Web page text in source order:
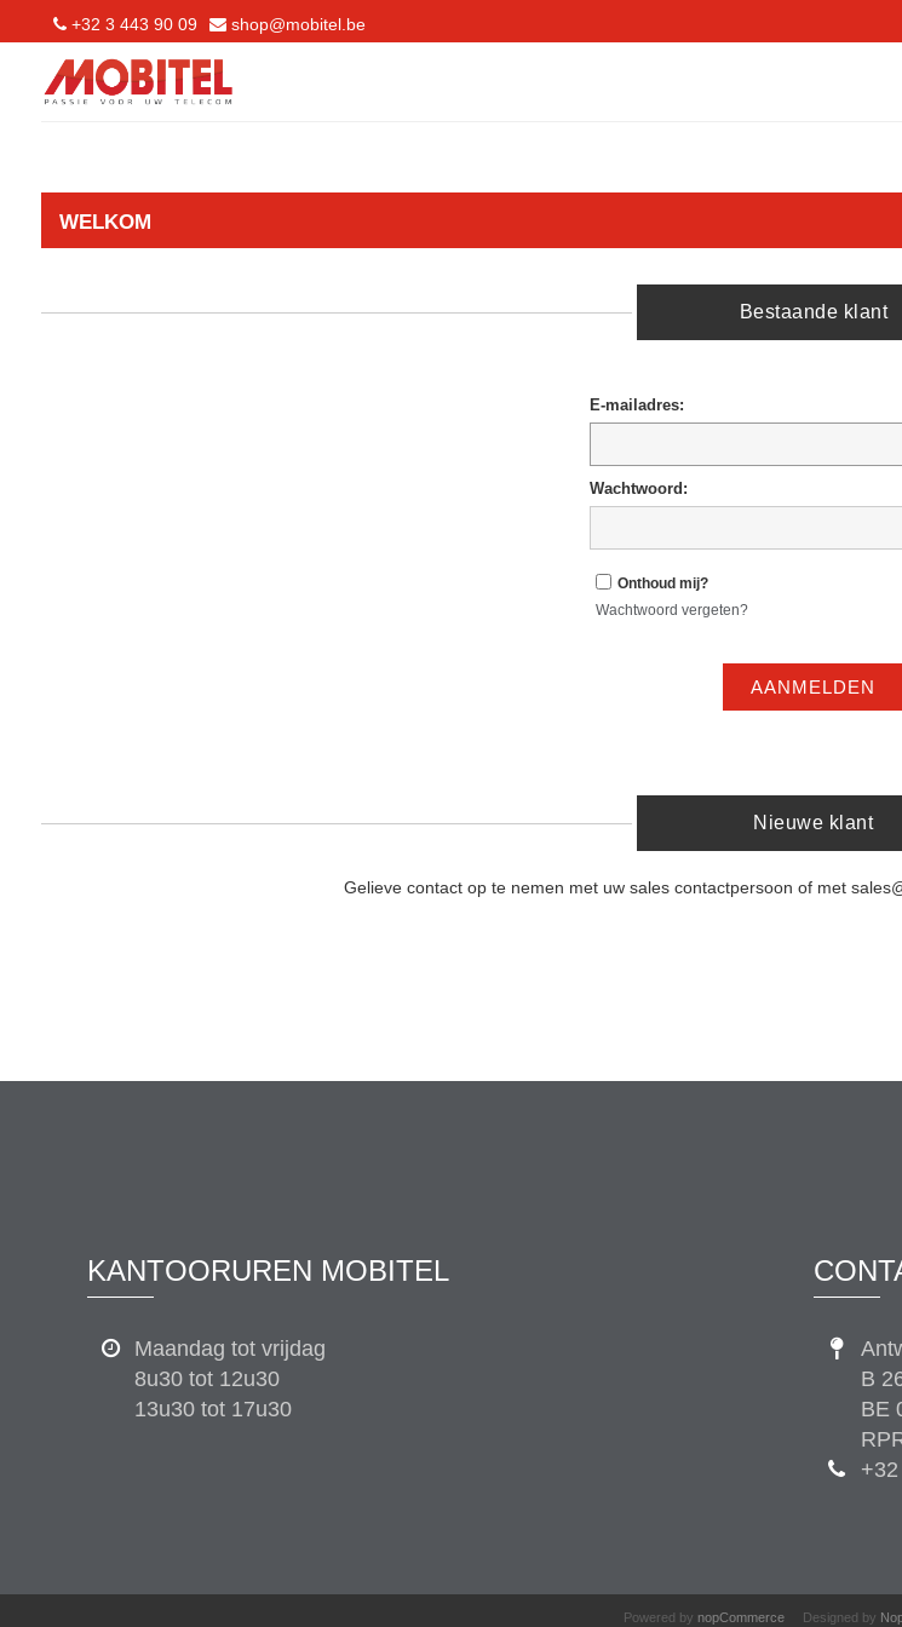
+32 3 443 90 09 shop@mobitel.be
WELKOM
Bestaande klant
E-mailadres:
Wachtwoord:
Onthoud mij?
Wachtwoord vergeten?
AANMELDEN
Nieuwe klant
Gelieve contact op te nemen met uw sales contactpersoon of met
KANTOORUREN MOBITEL
Maandag tot vrijdag
8u30 tot 12u30
13u30 tot 17u30
B
BE
Powered by nopCommerce Designed by